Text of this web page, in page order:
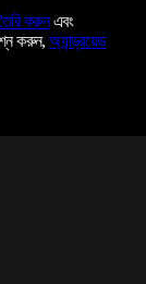
করুনএবং
করুন,অ্যান্ড্রয়েড